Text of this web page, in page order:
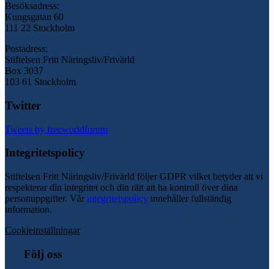
Besöksadress:
Kungsgatan 60
111 22 Stockholm
Postadress:
Stiftelsen Fritt Näringsliv/Frivärld
Box 3037
103 61 Stockholm
Twitter
Tweets by freeworldforum
Integritetspolicy
Stiftelsen Fritt Näringsliv/Frivärld följer GDPR vilket betyder att vi
respekterar din integritet och din rätt att ha kontroll över dina
personuppgifter. Vår integritetspolicy innehåller fullständig
information.
Cookieinställningar
Följ oss